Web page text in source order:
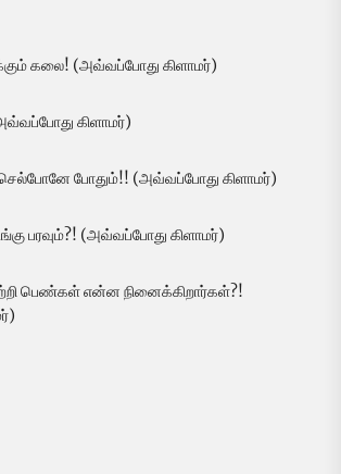
கலை! (அவ்வப்போது கிளாமர்)
கிளாமர்)
போதும்!! (அவ்வப்போது கிளாமர்)
பரவும்?! (அவ்வப்போது கிளாமர்)
பெண்கள் என்ன நினைக்கிறார்கள்?!